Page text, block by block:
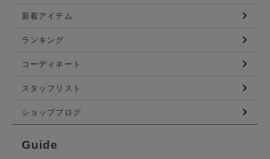
新着アイテム
ランキング
コーディネート
スタッフリスト
ショップブログ
Guide